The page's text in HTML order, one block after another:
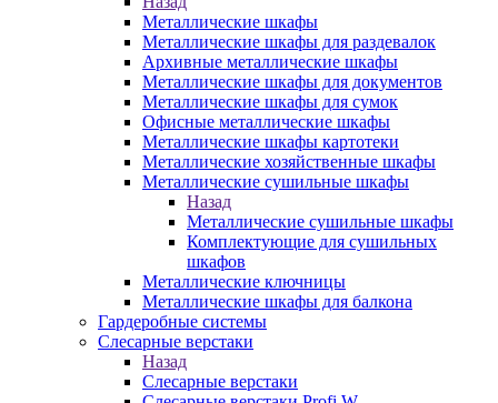
Металлические шкафы
Металлические шкафы для раздевалок
Архивные металлические шкафы
Металлические шкафы для документов
Металлические шкафы для сумок
Офисные металлические шкафы
Металлические шкафы картотеки
Металлические хозяйственные шкафы
Металлические сушильные шкафы
Назад
Металлические сушильные шкафы
Комплектующие для сушильных
шкафов
Металлические ключницы
Металлические шкафы для балкона
Гардеробные системы
Слесарные верстаки
Назад
Слесарные верстаки